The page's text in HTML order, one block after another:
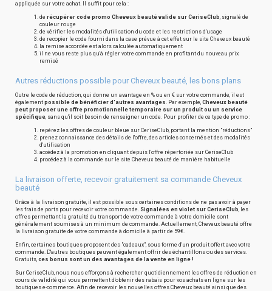
appliquée sur votre achat. Il suffit pour cela :
de récupérer code promo Cheveux beauté valide sur CeriseClub, signalé de
couleur rouge
de vérifier les modalités d'utilisation du code et les restrictions d'usage
de recopier le code fourni dans la case prévue à cet effet sur le site Cheveux beauté
la remise accordée est alors calculée automatiquement
il ne vous reste plus qu'à régler votre commande en profitant du nouveau prix
remisé
Autres réductions possible pour Cheveux beauté, les bons plans
Outre le code de réduction, qui donne un avantage en % ou en € sur votre commande, il est
également possible de bénéficier d'autres avantages. Par exemple, Cheveux beauté
peut proposer une offre promotionnelle temporaire sur un produit ou un service
spécifique, sans qu'il soit besoin de renseigner un code. Pour profiter de ce type de promo :
repérez les offres de couleur bleue sur CeriseClub, portant la mention "réductions"
prenez connaissance des détails de l'offre, des articles concernés et des modalités
d'utilisation
accédez à la promotion en cliquant depuis l'offre répertoriée sur CeriseClub
procédez à la commande sur le site Cheveux beauté de manière habituelle
La livraison offerte, recevoir gratuitement sa commande Cheveux
beauté
Grâce à la livraison gratuite, il est possible sous certaines conditions de ne pas avoir à payer
les frais de ports pour recevoir votre commande. Signalées en violet sur CeriseClub, les
offres permettant la gratuité du transport de votre commande à votre domicile sont
généralement soumises à un minimum de commande. Actuellement, Cheveux beauté offre
la livraison gratuite de votre commande à domicile à partir de 59€.
Enfin, certaines boutiques proposent des "cadeaux", sous forme d'un produit offert avec votre
commande. D'autres boutiques peuvent également offrir des échantillons ou des services.
Gratuits, ces bonus sont un des avantages de la vente en ligne !
Sur CeriseClub, nous nous efforçons à rechercher quotidiennement les offres de réduction en
cours de validité qui vous permettent d'obtenir des rabais pour vos achats en ligne sur les
boutiques e-commerce. Afin de recevoir les nouvelles offres Cheveux beauté ainsi que des